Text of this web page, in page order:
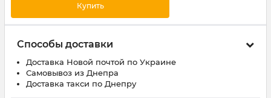
Купить
Способы доставки
Доставка Новой почтой по Украине
Самовывоз из Днепра
Доставка такси по Днепру